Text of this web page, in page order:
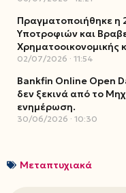
Πραγματοποιήθηκε η
Υποτροφιών και
Χρηματοοικονομικής
02/07/2026 11:54
Bankfin Online Open
δεν ξεκινά από το
ενημέρωση.
30/06/2026 10:30
Μεταπτυχιακά